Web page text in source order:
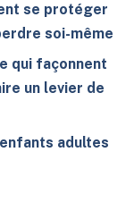
se protéger
soi-même
qui façonnent
un levier de
adultes